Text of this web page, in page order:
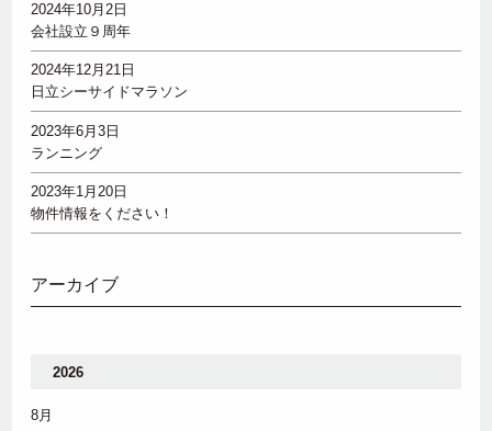
2024年10月2日
会社設立９周年
2024年12月21日
日立シーサイドマラソン
2023年6月3日
ランニング
2023年1月20日
物件情報をください！
アーカイブ
2026
8月